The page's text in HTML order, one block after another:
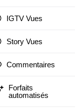
IGTV Vues
Story Vues
Commentaires
Forfaits
automatisés